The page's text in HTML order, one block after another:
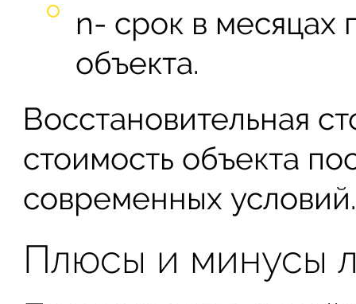
n- срок в месяцах
объекта.
Восстановительная
стоимость объекта
современных условий.
Плюсы и минусы